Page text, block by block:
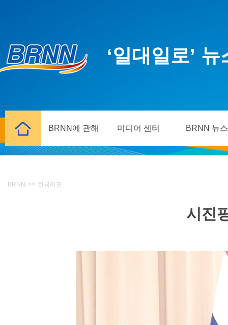
‘일대일로’
BRNN에 관해 미디어 센터 BRNN 뉴스
BRNN >> 한국어판
시진